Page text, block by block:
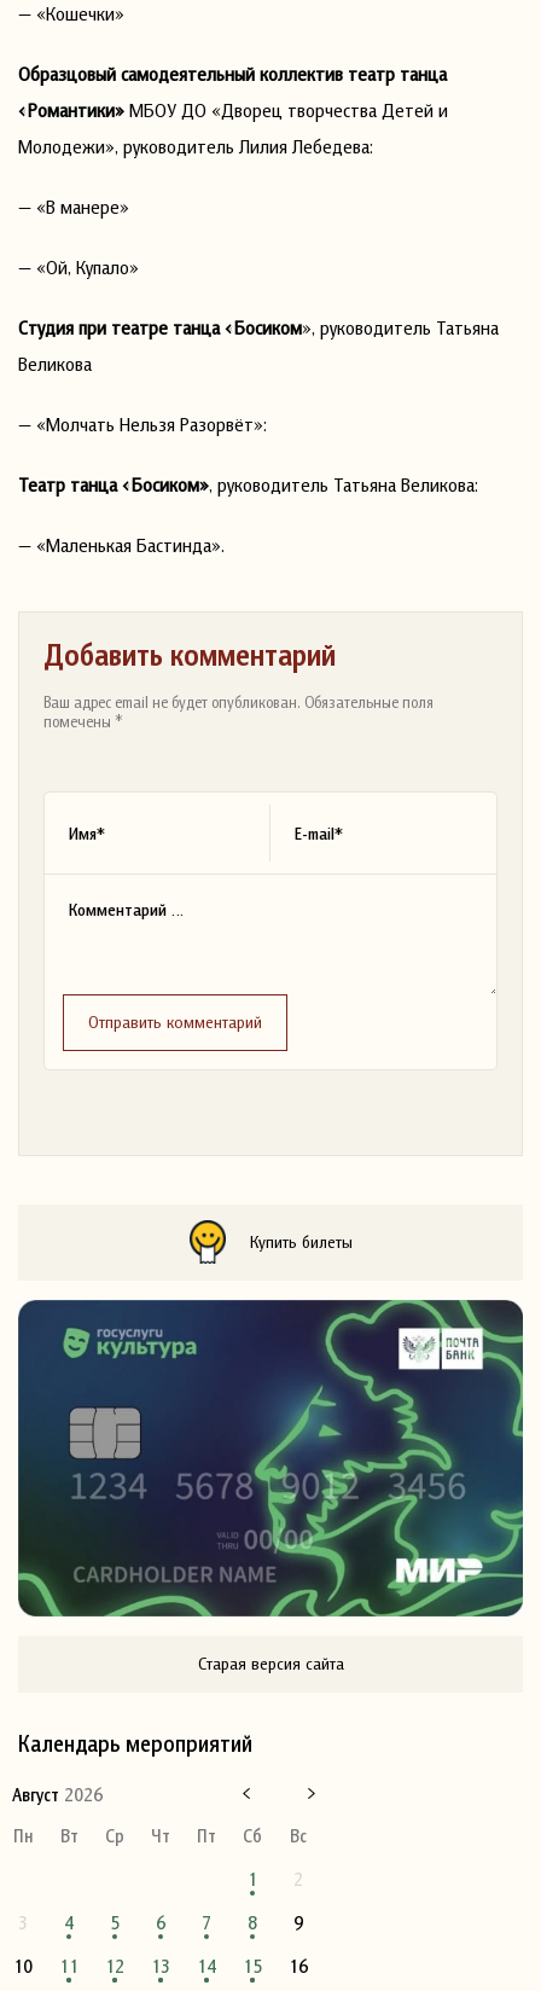
— «Кошечки»
Образцовый самодеятельный коллектив театр танца
«Романтики» МБОУ ДО «Дворец творчества Детей и
Молодежи», руководитель Лилия Лебедева:
— «В манере»
— «Ой, Купало»
Студия при театре танца «Босиком», руководитель Татьяна
Великова
— «Молчать Нельзя Разорвёт»:
Театр танца «Босиком», руководитель Татьяна Великова:
— «Маленькая Бастинда».
Добавить комментарий
Ваш адрес email не будет опубликован. Обязательные поля
помечены *
Отправить комментарий
Купить билеты
Старая версия сайта
Календарь мероприятий
Август 2026
Пн
Вт Ср Чт Пт Сб
Вс
1
2
3
4 5 6 7 8
9
10
11 12 13 14 15 16